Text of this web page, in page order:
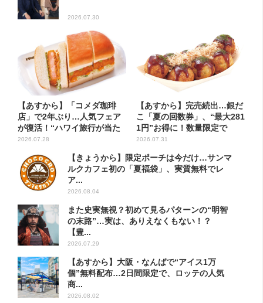
2026.07.30
【あすから】「コメダ珈琲
店」で2年ぶり…人気フェア
が復活！“ハワイ旅行が当た
る”...
2026.07.28
【あすから】完売続出…銀だ
こ「夏の回数券」、“最大281
1円”お得に！数量限定で
2026.07.31
【きょうから】限定ポーチは今だけ…サンマ
ルクカフェ初の「夏福袋」、実質無料でレ
ア...
2026.08.04
また史実無視？初めて見るパターンの“明智
の末路”…実は、ありえなくもない！？
【豊...
2026.07.29
【あすから】大阪・なんばで“アイス1万
個”無料配布…2日間限定で、ロッテの人気
商...
2026.08.02